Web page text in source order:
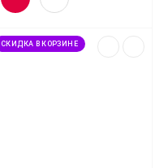
СКИДКА В КОРЗИНЕ